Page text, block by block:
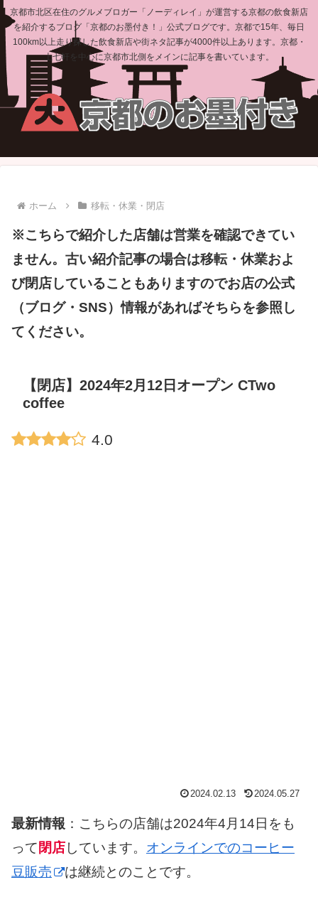
京都市北区在住のグルメブロガー「ノーディレイ」が運営する京都の飲食新店
を紹介するブログ「京都のお墨付き！」公式ブログです。京都で15年、毎日
100km以上走り探した飲食新店や街ネタ記事が4000件以上あります。京都・
上七軒を中心に京都市北側をメインに記事を書いています。
ホーム 移転・休業・閉店
※こちらで紹介した店舗は営業を確認できてい
ません。古い紹介記事の場合は移転・休業およ
び閉店していることもありますのでお店の公式
（ブログ・SNS）情報があればそちらを参照し
てください。
【閉店】2024年2月12日オープン CTwo
coffee
4.0
2024.02.13 2024.05.27
最新情報 ：こちらの店舗は2024年4月14日をも
って 閉店しています。 オンラインでのコーヒー
豆販売
は継続とのことです。